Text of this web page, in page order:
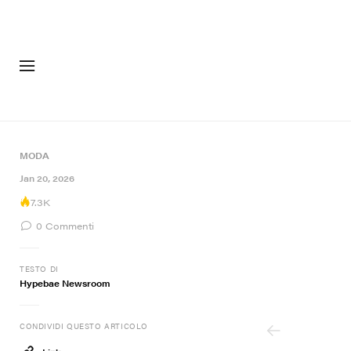
MODA
Jan 20, 2026
7.3K
0 Commenti
TESTO DI
Hypebae Newsroom
CONDIVIDI QUESTO ARTICOLO